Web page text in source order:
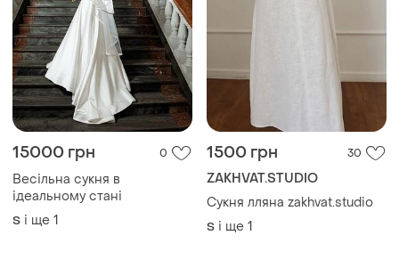
15000 грн 0
Весільна сукня в
ідеальному стані
S і ще 1
1500 грн 30
ZAKHVAT.STUDIO
Сукня лляна zakhvat.studio
S і ще 1